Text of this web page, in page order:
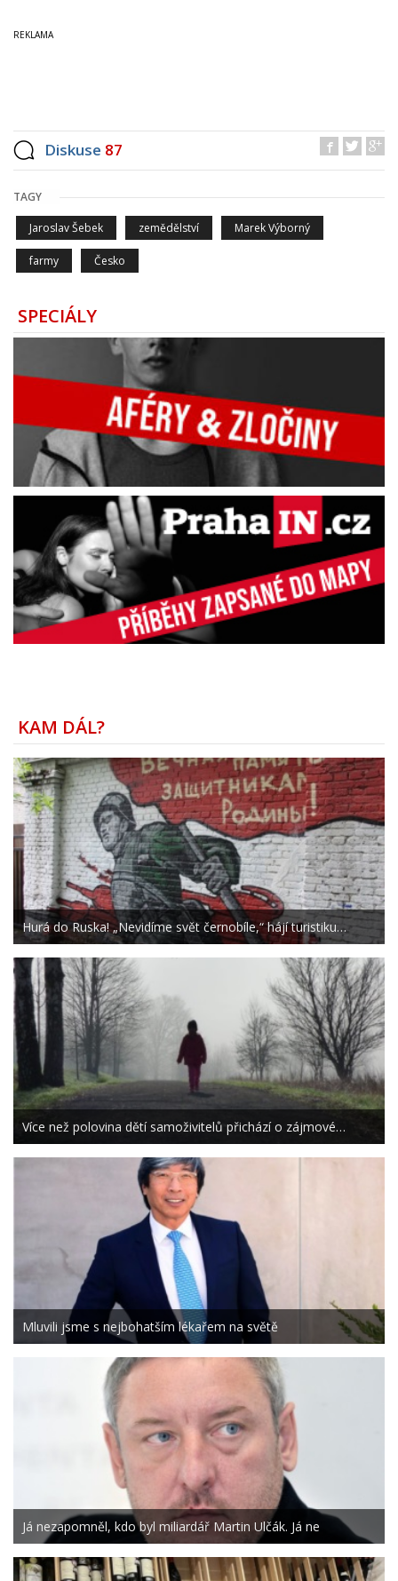
Diskuse 87
TAGY
Jaroslav Šebek zemědělství Marek Výborný
farmy Česko
SPECIÁLY
KAM DÁL?
Hurá do Ruska! „Nevidíme svět černobíle,“ hájí turistiku…
Více než polovina dětí samoživitelů přichází o zájmové…
Mluvili jsme s nejbohatším lékařem na světě
Já nezapomněl, kdo byl miliardář Martin Ulčák. Já ne